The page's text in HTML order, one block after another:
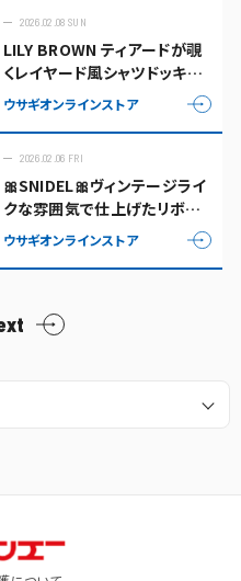
2026.02.08 SUN
LILY BROWN ティアードが覗
くレイヤード風シャツドッキン
グワンピース 🧸
ウサギオンラインストア
2026.02.06 FRI
🎀SNIDEL🎀ヴィンテージライ
クな雰囲気で仕上げたリボン
プリントワンピース
ウサギオンラインストア